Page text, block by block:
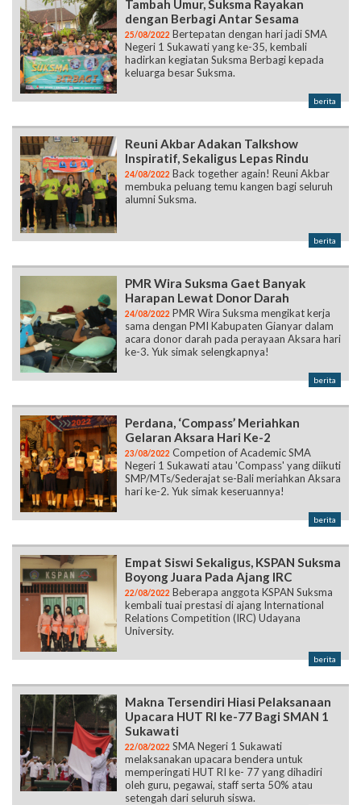
Tambah Umur, Suksma Rayakan
dengan Berbagi Antar Sesama
25/08/2022 Bertepatan dengan hari jadi SMA
Negeri 1 Sukawati yang ke-35, kembali
hadirkan kegiatan Suksma Berbagi kepada
keluarga besar Suksma.
berita
Reuni Akbar Adakan Talkshow
Inspiratif, Sekaligus Lepas Rindu
24/08/2022 Back together again! Reuni Akbar
membuka peluang temu kangen bagi seluruh
alumni Suksma.
berita
PMR Wira Suksma Gaet Banyak
Harapan Lewat Donor Darah
24/08/2022 PMR Wira Suksma mengikat kerja
sama dengan PMI Kabupaten Gianyar dalam
acara donor darah pada perayaan Aksara hari
ke-3. Yuk simak selengkapnya!
berita
Perdana, ‘Compass’ Meriahkan
Gelaran Aksara Hari Ke-2
23/08/2022 Competion of Academic SMA
Negeri 1 Sukawati atau 'Compass' yang diikuti
SMP/MTs/Sederajat se-Bali meriahkan Aksara
hari ke-2. Yuk simak keseruannya!
berita
Empat Siswi Sekaligus, KSPAN Suksma
Boyong Juara Pada Ajang IRC
22/08/2022 Beberapa anggota KSPAN Suksma
kembali tuai prestasi di ajang International
Relations Competition (IRC) Udayana
University.
berita
Makna Tersendiri Hiasi Pelaksanaan
Upacara HUT RI ke-77 Bagi SMAN 1
Sukawati
22/08/2022 SMA Negeri 1 Sukawati
melaksanakan upacara bendera untuk
memperingati HUT RI ke- 77 yang dihadiri
oleh guru, pegawai, staff serta 50% atau
setengah dari seluruh siswa.